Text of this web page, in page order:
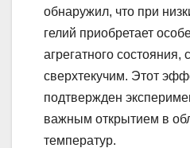
обнаружил, что при
гелий приобретает
агрегатного состояния,
сверхтекучим. Этот
подтвержден
важным открытием в
температур.